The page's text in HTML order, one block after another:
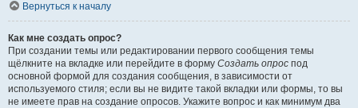
Вернуться к началу
Как мне создать опрос?
При создании темы или редактировании первого сообщения темы
щёлкните на вкладке или перейдите в форму Создать опрос под
основной формой для создания сообщения, в зависимости от
используемого стиля; если вы не видите такой вкладки или формы, то вы
не имеете прав на создание опросов. Укажите вопрос и как минимум два